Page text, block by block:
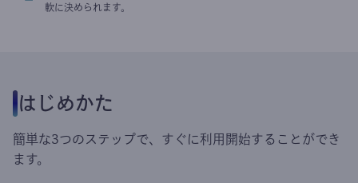
軟に決められます。
はじめかた
簡単な3つのステップで、すぐに利用開始することができ
ます。